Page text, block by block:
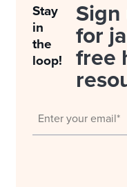
Stay
in
the
loop!
Sign
for
free